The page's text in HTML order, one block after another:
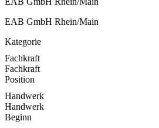
EAB GmbH Rhein/Main
Kategorie
Fachkraft
Fachkraft
Position
Handwerk
Handwerk
Beginn